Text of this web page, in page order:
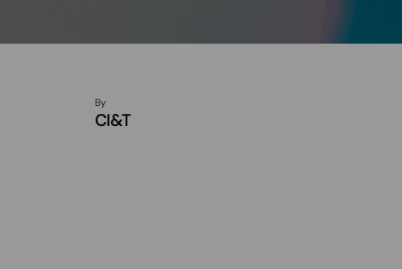
By
CI&T